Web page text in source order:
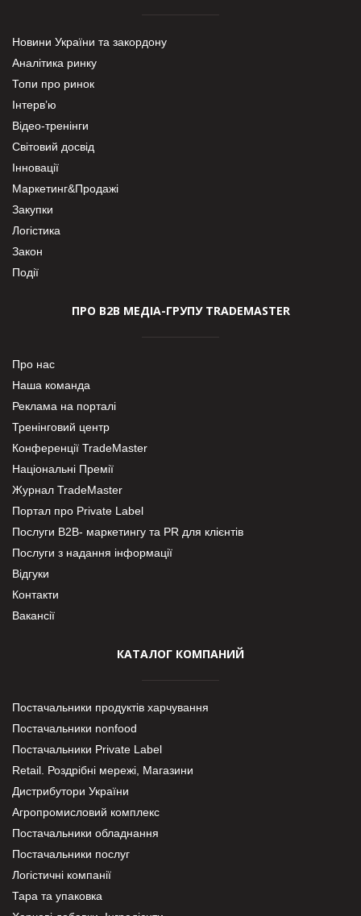
Новини України та закордону
Аналітика ринку
Топи про ринок
Інтерв’ю
Відео-тренінги
Світовий досвід
Інновації
Маркетинг&Продажі
Закупки
Логістика
Закон
Події
ПРО В2В МЕДІА-ГРУПУ TRADEMASTER
Про нас
Наша команда
Реклама на порталі
Тренінговий центр
Конференції TradeMaster
Національні Премії
Журнал TradeMaster
Портал про Private Label
Послуги В2В- маркетингу та PR для клієнтів
Послуги з надання інформації
Відгуки
Контакти
Вакансії
КАТАЛОГ КОМПАНИЙ
Постачальники продуктів харчування
Постачальники nonfood
Постачальники Private Label
Retail. Роздрібні мережі, Магазини
Дистрибутори України
Агропромисловий комплекс
Постачальники обладнання
Постачальники послуг
Логістичні компанії
Тара та упаковка